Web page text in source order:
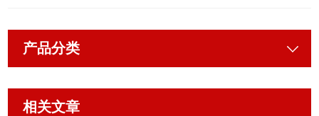
产品分类
相关文章